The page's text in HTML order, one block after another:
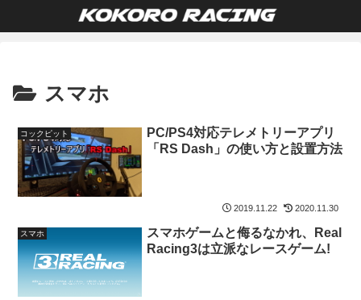
スマホ
コックピット
PC/PS4対応テレメトリーアプリ
「RS Dash」の使い方と設置方法
2019.11.22 2020.11.30
スマホ
スマホゲームと侮るなかれ、Real
Racing3は立派なレースゲーム!